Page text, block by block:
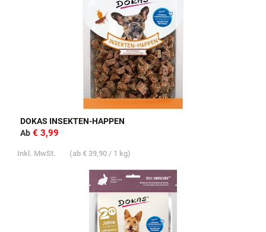
DOKAS INSEKTEN-HAPPEN
Ab € 3,99
Inkl. MwSt. (ab € 39,90 / 1 kg)